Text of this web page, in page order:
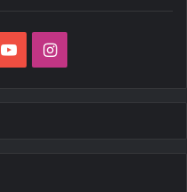
YouTubeInstagram